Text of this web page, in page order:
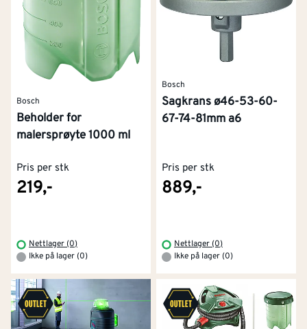
Bosch
Beholder for
malersprøyte 1000 ml
Pris per stk
219,-
Nettlager (0)
Ikke på lager (0)
Bosch
Sagkrans ø46-53-60-
67-74-81mm a6
Pris per stk
889,-
Nettlager (0)
Ikke på lager (0)